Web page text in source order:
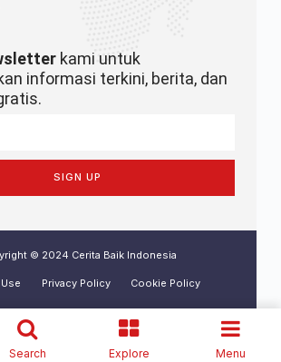
kami untuk
informasi terkini, berita, dan
SIGN UP
© 2024 Cerita Baik Indonesia
Privacy Policy Cookie Policy
Search Explore Menu